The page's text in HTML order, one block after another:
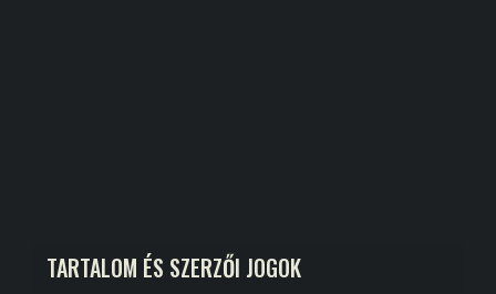
TARTALOM ÉS SZERZŐI JOGOK